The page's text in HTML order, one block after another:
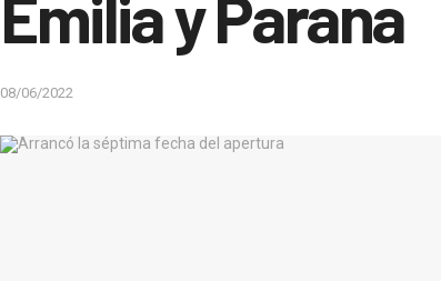
Emilia y Parana
08/06/2022